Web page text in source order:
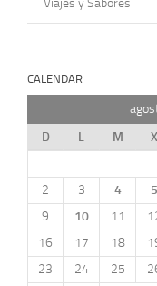
CALENDAR
D
L M X
2
3 4 5
9
10 11
16
17 18
23
24 25